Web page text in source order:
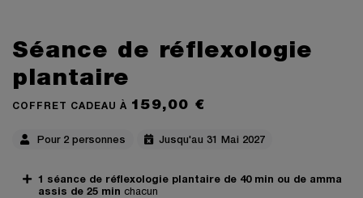
Séance de réflexologie
plantaire
COFFRET CADEAU À 159,00 €
Pour 2 personnes Jusqu'au 31 Mai 2027
1 séance de réflexologie plantaire de 40 min ou de amma
assis de 25 min chacun